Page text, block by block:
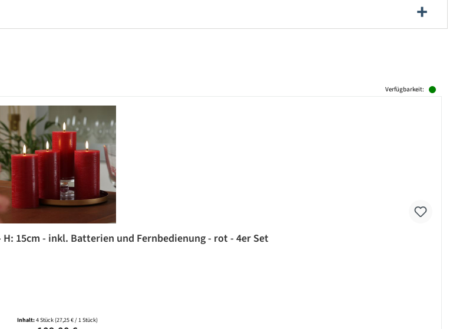
Verfügbarkeit:
H: 15cm - inkl. Batterien und Fernbedienung - rot - 4er Set
Inhalt:4 Stück(27,25 € / 1 Stück)